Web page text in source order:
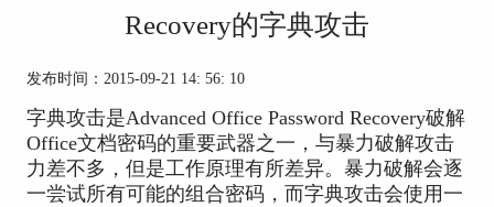
Recovery的字典攻击
发布时间：2015-09-21 14: 56: 10
字典攻击是Advanced Office Password Recovery破解
Office文档密码的重要武器之一，与暴力破解攻击
力差不多，但是工作原理有所差异。暴力破解会逐
一尝试所有可能的组合密码，而字典攻击会使用一